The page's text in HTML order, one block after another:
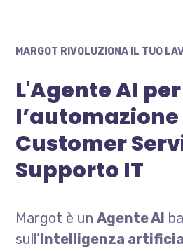
MARGOT RIVOLUZIONA IL TUO
L'Agente AI per
Customer
Supporto IT
Margot è unAgente AI
sull’Intelligenza